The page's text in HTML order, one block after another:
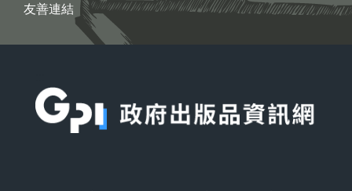
友善連結